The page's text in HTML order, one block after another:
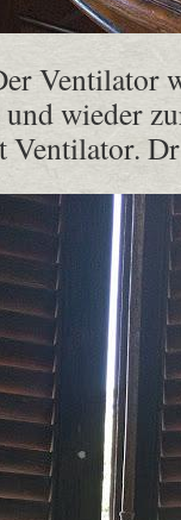
Ventilator
wieder